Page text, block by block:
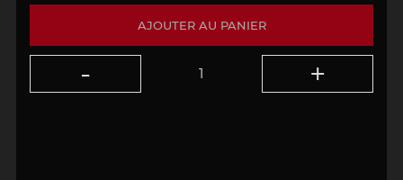
AJOUTER AU PANIER